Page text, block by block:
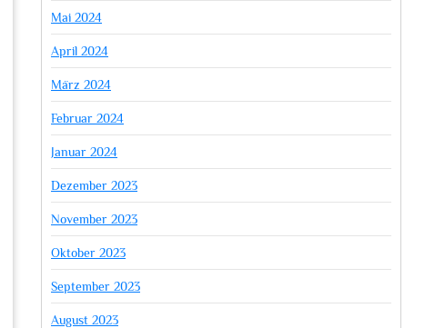
Mai 2024
April 2024
März 2024
Februar 2024
Januar 2024
Dezember 2023
November 2023
Oktober 2023
September 2023
August 2023